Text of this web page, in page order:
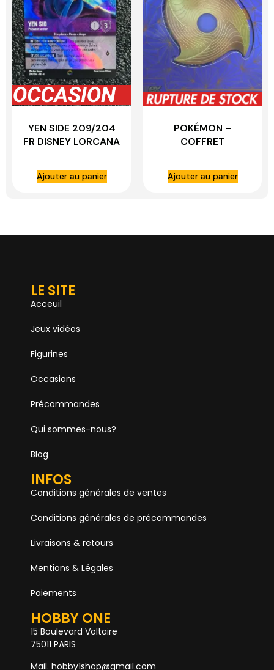
YEN SIDE 209/204
FR DISNEY LORCANA
Ajouter au panier
POKÉMON –
COFFRET
Ajouter au panier
LE SITE
Acceuil
Jeux vidéos
Figurines
Occasions
Précommandes
Qui sommes-nous?
Blog
INFOS
Conditions générales de ventes
Conditions générales de précommandes
Livraisons & retours
Mentions & Légales
Paiements
HOBBY ONE
15 Boulevard Voltaire
75011 PARIS
Mail. hobby1shop@gmail.com